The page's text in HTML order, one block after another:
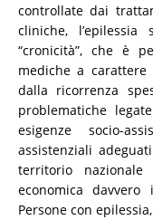
controllate dai
cliniche,
“cronicità”, che è
mediche a
dalla ricorrenza
problematiche
esigenze socio-
assistenziali
territorio
economica
Persone con